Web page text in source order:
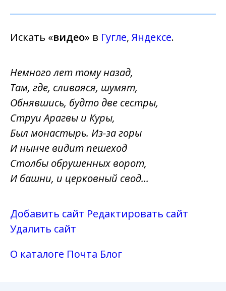
Искать «видео» в Гугле, Яндексе.
Немного лет тому назад,
Там, где, сливаяся, шумят,
Обнявшись, будто две сестры,
Струи Арагвы и Куры,
Был монастырь. Из-за горы
И нынче видит пешеход
Столбы обрушенных ворот,
И башни, и церковный свод...
Добавить сайт Редактировать сайт
Удалить сайт
О каталоге Почта Блог